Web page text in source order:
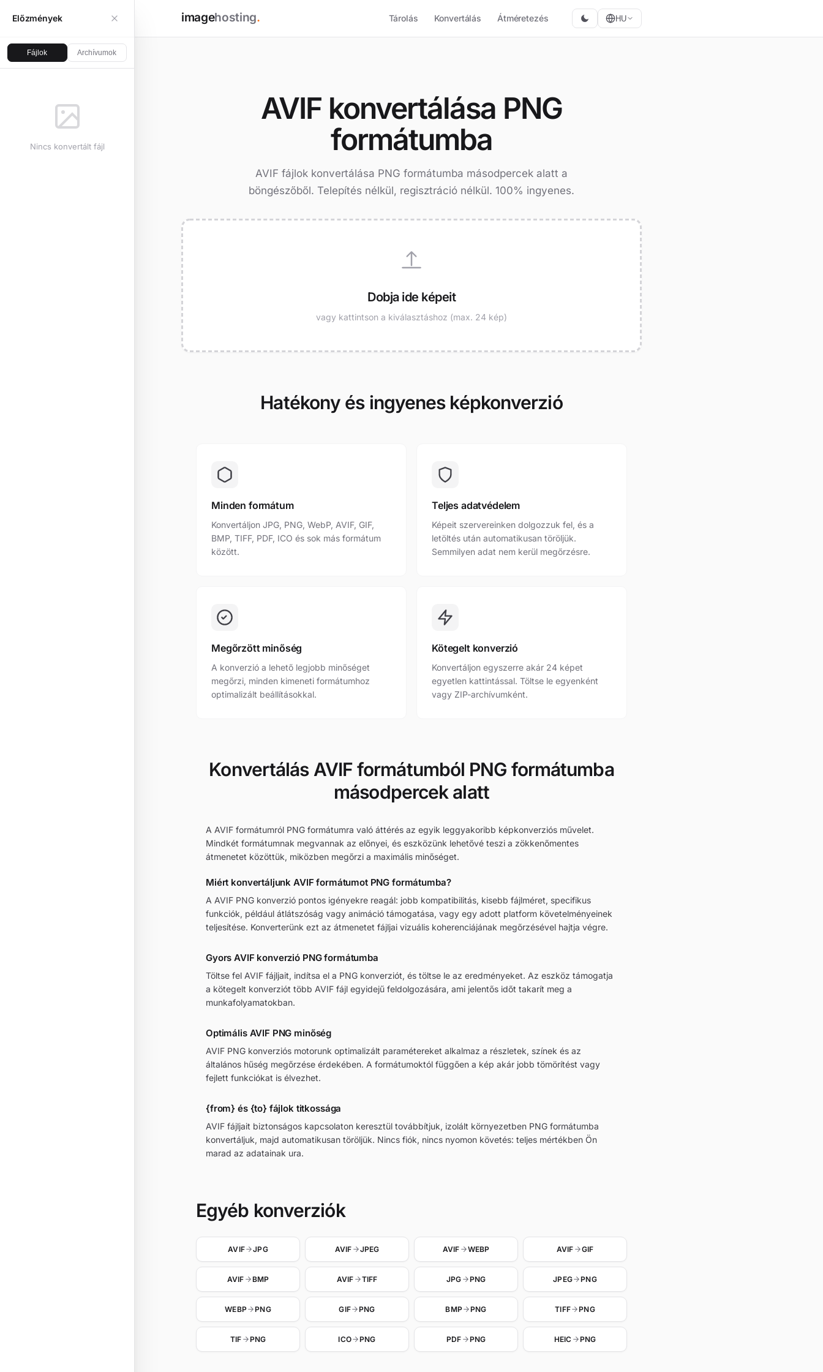
imagehosting. Tárolás Konvertálás Átméretezés HU
Előzmények
Fájlok Archívumok
Nincs konvertált fájl
AVIF konvertálása PNG
formátumba
AVIF fájlok konvertálása PNG formátumba másodpercek alatt a
böngészőből. Telepítés nélkül, regisztráció nélkül. 100% ingyenes.
Dobja ide képeit
vagy kattintson a kiválasztáshoz (max. 24 kép)
Hatékony és ingyenes képkonverzió
Minden formátum
Konvertáljon JPG, PNG, WebP, AVIF, GIF,
BMP, TIFF, PDF, ICO és sok más formátum
között.
Teljes adatvédelem
Képeit szervereinken dolgozzuk fel, és a
letöltés után automatikusan töröljük.
Semmilyen adat nem kerül megőrzésre.
Megőrzött minőség
A konverzió a lehető legjobb minőséget
megőrzi, minden kimeneti formátumhoz
optimalizált beállításokkal.
Kötegelt konverzió
Konvertáljon egyszerre akár 24 képet
egyetlen kattintással. Töltse le egyenként
vagy ZIP-archívumként.
Konvertálás AVIF formátumból PNG formátumba
másodpercek alatt
A AVIF formátumról PNG formátumra való áttérés az egyik leggyakoribb képkonverziós művelet.
Mindkét formátumnak megvannak az előnyei, és eszközünk lehetővé teszi a zökkenőmentes
átmenetet közöttük, miközben megőrzi a maximális minőséget.
Miért konvertáljunk AVIF formátumot PNG formátumba?
A AVIF PNG konverzió pontos igényekre reagál: jobb kompatibilitás, kisebb fájlméret, specifikus
funkciók, például átlátszóság vagy animáció támogatása, vagy egy adott platform követelményeinek
teljesítése. Konverterünk ezt az átmenetet fájljai vizuális koherenciájának megőrzésével hajtja végre.
Gyors AVIF konverzió PNG formátumba
Töltse fel AVIF fájljait, indítsa el a PNG konverziót, és töltse le az eredményeket. Az eszköz támogatja
a kötegelt konverziót több AVIF fájl egyidejű feldolgozására, ami jelentős időt takarít meg a
munkafolyamatokban.
Optimális AVIF PNG minőség
AVIF PNG konverziós motorunk optimalizált paramétereket alkalmaz a részletek, színek és az
általános hűség megőrzése érdekében. A formátumoktól függően a kép akár jobb tömörítést vagy
fejlett funkciókat is élvezhet.
{from} és {to} fájlok titkossága
AVIF fájljait biztonságos kapcsolaton keresztül továbbítjuk, izolált környezetben PNG formátumba
konvertáljuk, majd automatikusan töröljük. Nincs fiók, nincs nyomon követés: teljes mértékben Ön
marad az adatainak ura.
Egyéb konverziók
AVIF JPG AVIF JPEG AVIF WEBP AVIF GIF
AVIF BMP AVIF TIFF JPG PNG JPEG PNG
WEBP PNG GIF PNG BMP PNG TIFF PNG
TIF PNG ICO PNG PDF PNG HEIC PNG